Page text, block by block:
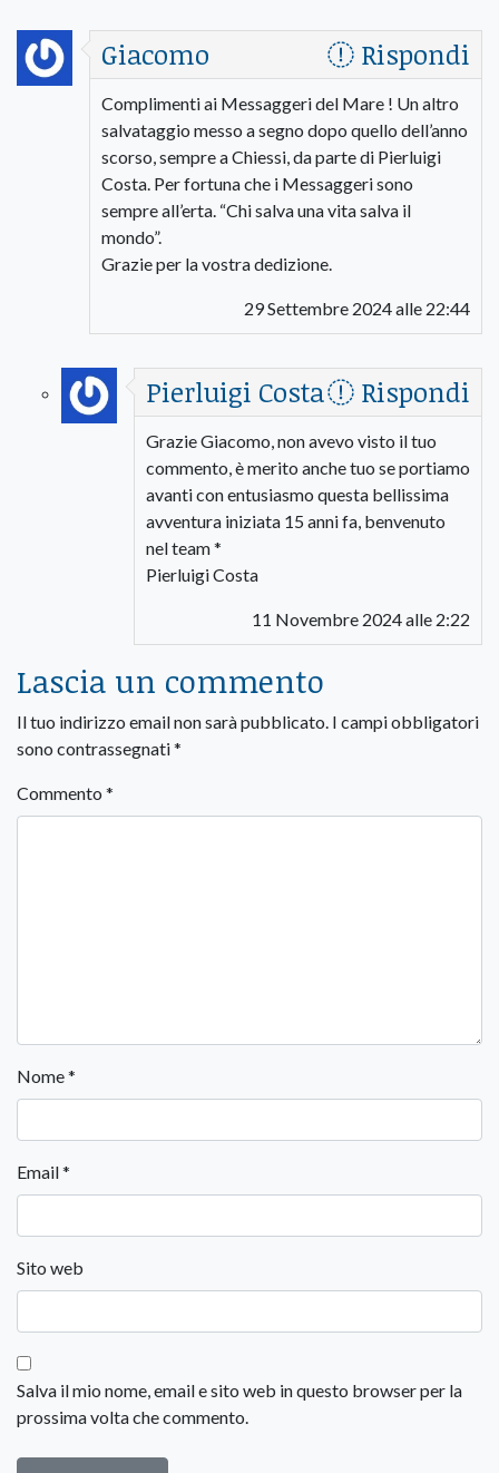
Giacomo
Rispondi
Complimenti ai Messaggeri del Mare ! Un altro
salvataggio messo a segno dopo quello dell’anno
scorso, sempre a Chiessi, da parte di Pierluigi
Costa. Per fortuna che i Messaggeri sono
sempre all’erta. “Chi salva una vita salva il
mondo”.
Grazie per la vostra dedizione.
29 Settembre 2024 alle 22:44
Pierluigi Costa Rispondi
Grazie Giacomo, non avevo visto il tuo
commento, è merito anche tuo se portiamo
avanti con entusiasmo questa bellissima
avventura iniziata 15 anni fa, benvenuto
nel team *
Pierluigi Costa
11 Novembre 2024 alle 2:22
Lascia un commento
Il tuo indirizzo email non sarà pubblicato. I campi obbligatori
sono contrassegnati*
Commento *
Nome*
Email*
Sito web
Salva il mio nome, email e sito web in questo browser per la
prossima volta che commento.